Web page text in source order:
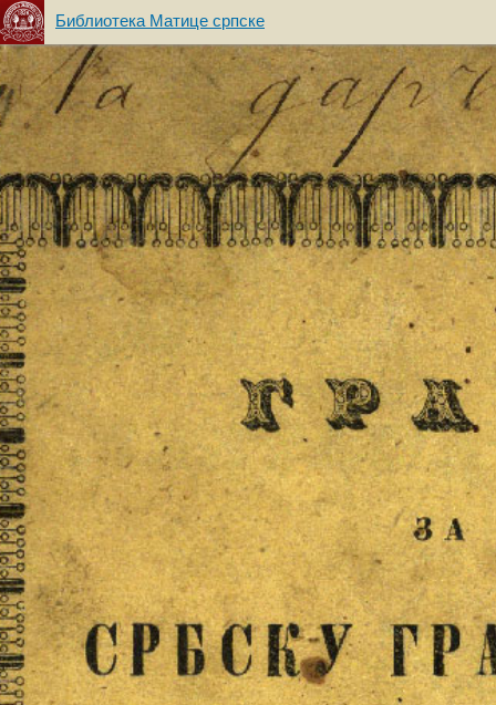
Библиотека Матице српске